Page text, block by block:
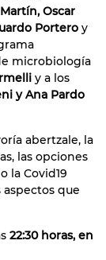
Oscar
Portero y
microbiología
y a los
y Ana Pardo
abertzale, la
las opciones
la Covid19
que
22:30 horas, en